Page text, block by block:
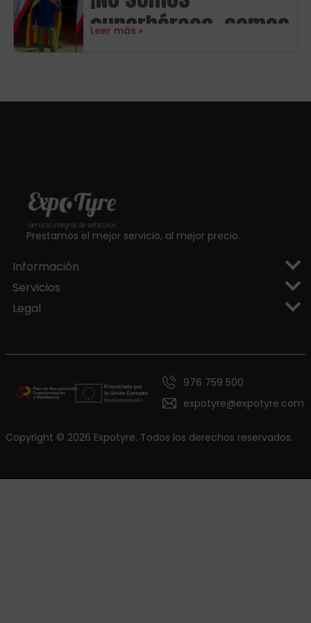
Michelin
superhéroes, somos
Leer más
Prestamos el mejor servicio, al mejor precio.
Información
Servicios
Legal
976 759 500
expotyre@expotyre.com
Copyright © 2026 Expotyre. Todos los derechos reservados.